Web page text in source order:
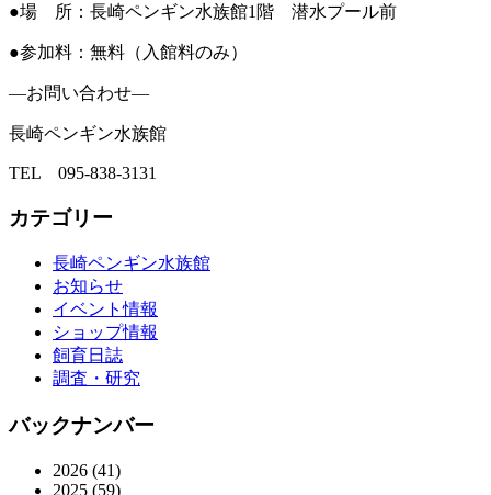
●場 所：長崎ペンギン水族館1階 潜水プール前
●参加料：無料（入館料のみ）
―お問い合わせ―
長崎ペンギン水族館
TEL 095-838-3131
カテゴリー
長崎ペンギン水族館
お知らせ
イベント情報
ショップ情報
飼育日誌
調査・研究
バックナンバー
2026 (41)
2025 (59)